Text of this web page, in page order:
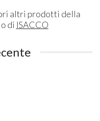
altri prodotti della
o di ISACCO